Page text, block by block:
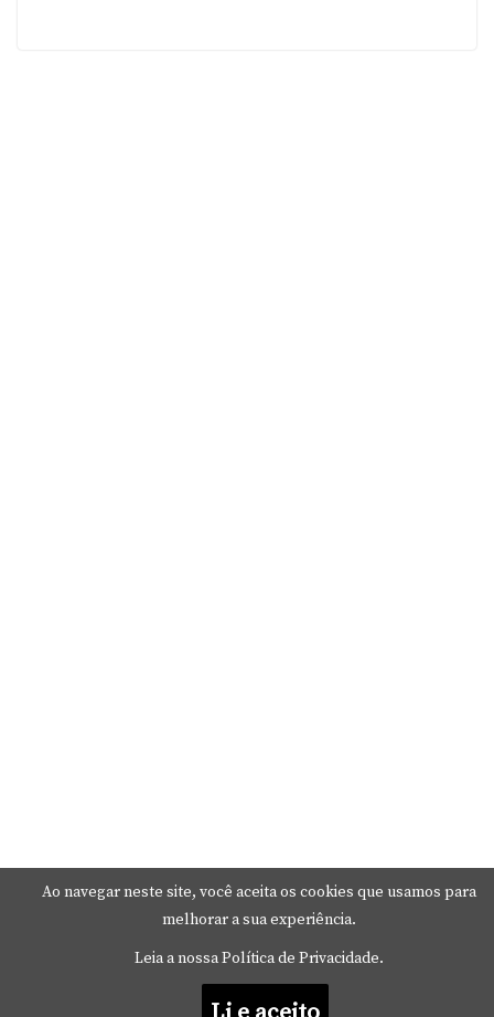
Ao navegar neste site, você aceita os cookies que usamos para
melhorar a sua experiência.
Leia a nossa Política de Privacidade.